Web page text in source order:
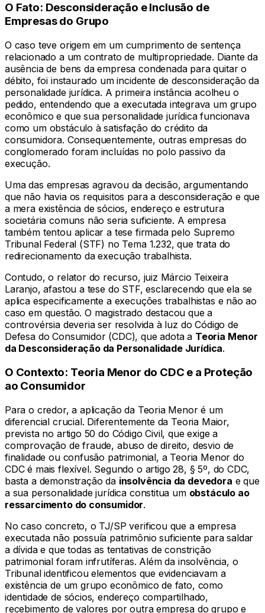
O Fato: Desconsideração e Inclusão de
Empresas do Grupo
O caso teve origem em um cumprimento de sentença
relacionado a um contrato de multipropriedade. Diante da
ausência de bens da empresa condenada para quitar o
débito, foi instaurado um incidente de desconsideração da
personalidade jurídica. A primeira instância acolheu o
pedido, entendendo que a executada integrava um grupo
econômico e que sua personalidade jurídica funcionava
como um obstáculo à satisfação do crédito da
consumidora. Consequentemente, outras empresas do
conglomerado foram incluídas no polo passivo da
execução.
Uma das empresas agravou da decisão, argumentando
que não havia os requisitos para a desconsideração e que
a mera existência de sócios, endereço e estrutura
societária comuns não seria suficiente. A empresa
também tentou aplicar a tese firmada pelo Supremo
Tribunal Federal (STF) no Tema 1.232, que trata do
redirecionamento da execução trabalhista.
Contudo, o relator do recurso, juiz Márcio Teixeira
Laranjo, afastou a tese do STF, esclarecendo que ela se
aplica especificamente a execuções trabalhistas e não ao
caso em questão. O magistrado destacou que a
controvérsia deveria ser resolvida à luz do Código de
Defesa do Consumidor (CDC), que adota a Teoria Menor
da Desconsideração da Personalidade Jurídica.
O Contexto: Teoria Menor do CDC e a Proteção
ao Consumidor
Para o credor, a aplicação da Teoria Menor é um
diferencial crucial. Diferentemente da Teoria Maior,
prevista no artigo 50 do Código Civil, que exige a
comprovação de fraude, abuso de direito, desvio de
finalidade ou confusão patrimonial, a Teoria Menor do
CDC é mais flexível. Segundo o artigo 28, § 5º, do CDC,
basta a demonstração da insolvência da devedora e que
a sua personalidade jurídica constitua um obstáculo ao
ressarcimento do consumidor.
No caso concreto, o TJ/SP verificou que a empresa
executada não possuía patrimônio suficiente para saldar
a dívida e que todas as tentativas de constrição
patrimonial foram infrutíferas. Além da insolvência, o
Tribunal identificou elementos que evidenciavam a
existência de um grupo econômico de fato, como
identidade de sócios, endereço compartilhado,
recebimento de valores por outra empresa do grupo e